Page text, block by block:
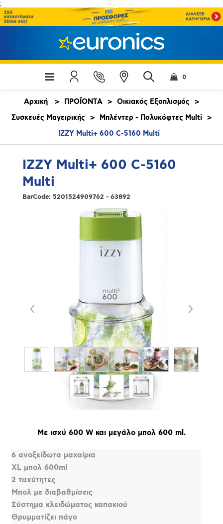
;
0
Αρχική > ΠΡΟΪΟΝΤΑ > Οικιακός Εξοπλισμός
>
Συσκευές Μαγειρικής
> Μπλέντερ - Πολυκόφτες Multi >
IZZY Multi+ 600 C-5160 Multi
IZZY Multi+ 600 C-5160
Multi
BarCode: 5201524909762 - 63892
Με ισχύ 600 W και μεγάλο μπολ 600 ml.
6 ανοξείδωτα μαχαίρια
XL μπολ 600ml
2 ταχύτητες
Μπολ με διαβαθμίσεις
Σύστημα κλειδώματος καπακιού
Θρυμματίζει πάγο